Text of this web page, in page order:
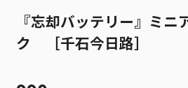
『忘却バッテリー』ミニ
ク ［千石今日路］